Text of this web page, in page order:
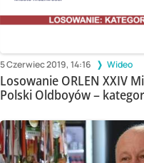
5 Czerwiec 2019, 14:16 Wideo
Losowanie ORLEN XXIV
Polski Oldboyów –